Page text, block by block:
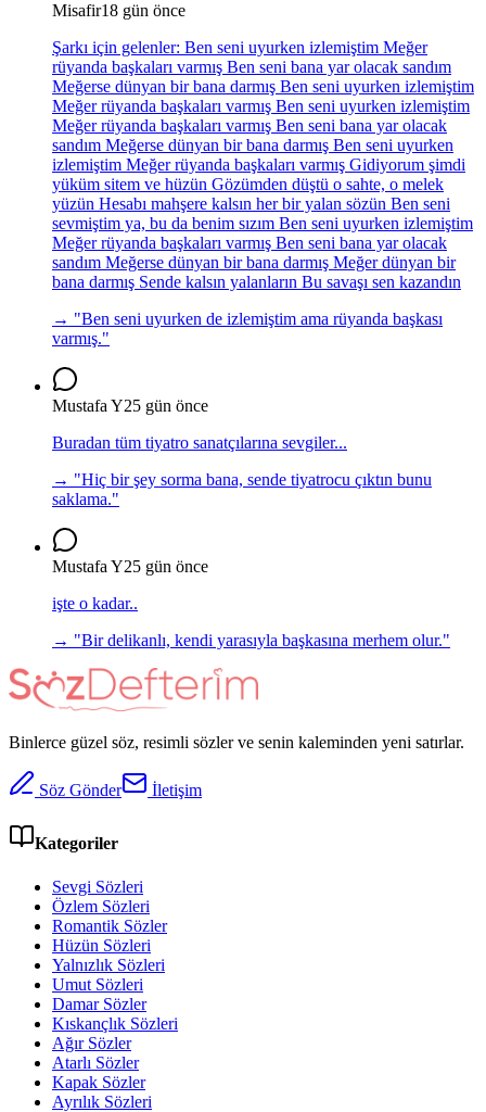
Misafir18 gün önce
Şarkı için gelenler: Ben seni uyurken izlemiştim Meğer
rüyanda başkaları varmış Ben seni bana yar olacak sandım
Meğerse dünyan bir bana darmış Ben seni uyurken izlemiştim
Meğer rüyanda başkaları varmış Ben seni uyurken izlemiştim
Meğer rüyanda başkaları varmış Ben seni bana yar olacak
sandım Meğerse dünyan bir bana darmış Ben seni uyurken
izlemiştim Meğer rüyanda başkaları varmış Gidiyorum şimdi
yüküm sitem ve hüzün Gözümden düştü o sahte, o melek
yüzün Hesabı mahşere kalsın her bir yalan sözün Ben seni
sevmiştim ya, bu da benim sızım Ben seni uyurken izlemiştim
Meğer rüyanda başkaları varmış Ben seni bana yar olacak
sandım Meğerse dünyan bir bana darmış Meğer dünyan bir
bana darmış Sende kalsın yalanların Bu savaşı sen kazandın
→ "Ben seni uyurken de izlemiştim ama rüyanda başkası
varmış."
Mustafa Y25 gün önce
Buradan tüm tiyatro sanatçılarına sevgiler...
→ "Hiç bir şey sorma bana, sende tiyatrocu çıktın bunu
saklama."
Mustafa Y25 gün önce
işte o kadar..
→ "Bir delikanlı, kendi yarasıyla başkasına merhem olur."
Binlerce güzel söz, resimli sözler ve senin kaleminden yeni satırlar.
Söz Gönder İletişim
Kategoriler
Sevgi Sözleri
Özlem Sözleri
Romantik Sözler
Hüzün Sözleri
Yalnızlık Sözleri
Umut Sözleri
Damar Sözler
Kıskançlık Sözleri
Ağır Sözler
Atarlı Sözler
Kapak Sözler
Ayrılık Sözleri